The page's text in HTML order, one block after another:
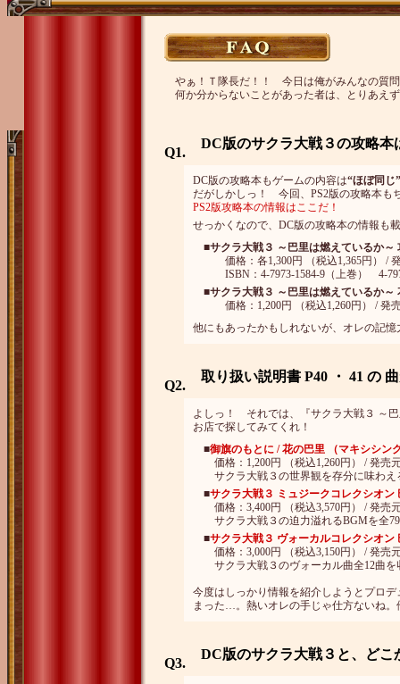
やぁ！Ｔ隊長だ！！ 今日は俺がみんなの質
何か分からないことがあった者は、とりあえ
Q1.
DC版のサクラ大戦３の攻略本
DC版の攻略本もゲームの内容は“ほぼ同じ”
だがしかしっ！ 今回、PS2版の攻略本も
PS2版攻略本の情報はここだ！
せっかくなので、DC版の攻略本の情報も
■サクラ大戦３ ～巴里は燃えているか
価格：各1,300円 （税込1,365円） / 発
ISBN：4-7973-1584-9（上巻） 4-
■サクラ大戦３ ～巴里は燃えているか
価格：1,200円 （税込1,260円） / 発売
他にもあったかもしれないが、オレの記
Q2.
取り扱い説明書 P40 ・ 41 の
よしっ！ それでは、『サクラ大戦３ ～
お店で探してみてくれ！
■御旗のもとに / 花の巴里 （マキシシン
価格：1,200円 （税込1,260円） / 発売元
サクラ大戦３の世界観を存分に味わえ
■サクラ大戦３ ミュジークコレクシオン
価格：3,400円 （税込3,570円） / 発売元
サクラ大戦３の迫力溢れるBGMを全
■サクラ大戦３ ヴォーカルコレクシオン
価格：3,000円 （税込3,150円） / 発売元
サクラ大戦３のヴォーカル曲全12曲を
今度はしっかり情報を紹介しようとプロ
まった…。熱いオレの手じゃ仕方ないね
Q3.
DC版のサクラ大戦３と、ど